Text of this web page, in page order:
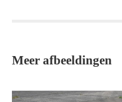
Meer afbeeldingen